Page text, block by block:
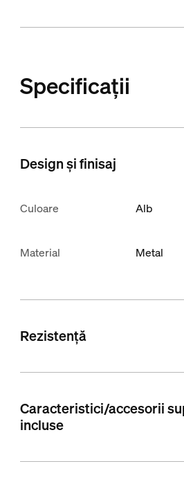
Specificații
Design și finisaj
Culoare Alb
Material Metal
Rezistență
Caracteristici/accesorii
incluse